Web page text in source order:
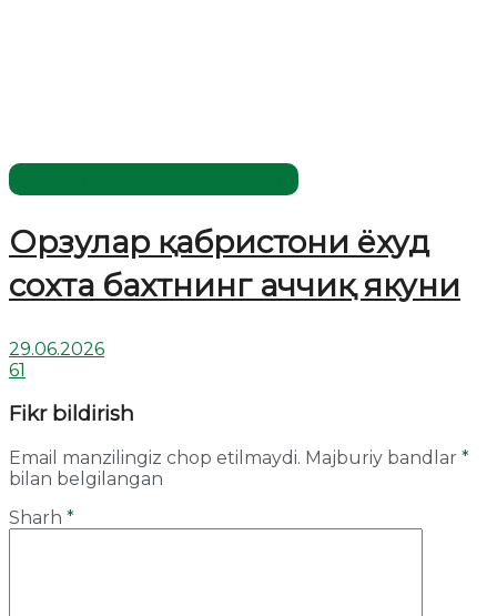
Орзулар қабристони ёхуд
сохта бахтнинг аччиқ якуни
29.06.2026
61
Fikr bildirish
Email manzilingiz chop etilmaydi. Majburiy bandlar *
bilan belgilangan
Sharh *